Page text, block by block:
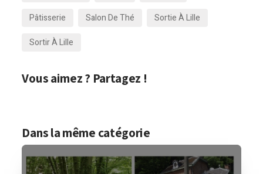
Pâtisserie
Salon De Thé
Sortie À Lille
Sortir À Lille
Vous aimez ? Partagez !
Dans la même catégorie